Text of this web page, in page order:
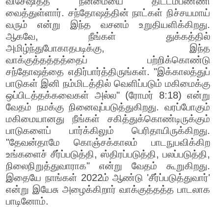
வைத்துள்ளார். சந்தோஷத்தின் நாட்கள் நிச்சயமாய்
வரும் என்று இந்த வசனம் உறுதியளிக்கிறது.
ஆகவே, நீங்கள் துக்கத்தில்
அமிழ்ந்துபோகாதபடிக்கு, இந்த
வாக்குத்தத்தத்தைப் பற்றிக்கொண்டு
சந்தோஷத்தை எதிர்பார்த்திருங்கள். "இக்காலத்துப்
பாடுகள் இனி நம்மிடத்தில் வெளிப்படும் மகிமைக்கு
ஒப்பிடத்தக்கவைகள் அல்ல" (ரோமர் 8:18) என்று
வேதம் நமக்கு நினைவுப்படுத்துகிறது. வரப்போகும்
மகிமையானது நீங்கள் சகித்துக்கொண்டிருக்கும்
பாடுகளைப் பார்க்கிலும் பெரிதாயிருக்கிறது.
"தேவன்தாமே கொஞ்சக்காலம் பாடநுபவிக்கிற
உங்களைச் சீர்ப்படுத்தி, ஸ்திரப்படுத்தி, பலப்படுத்தி,
நிலைநிறுத்துவாராக" என்று வேதம் கூறுகிறது.
இதையே நாங்கள் 2022ம் ஆண்டு 'சீர்ப்படுத்துவார்'
என்று இயேசு அழைக்கிறார் வாக்குத்தத்த பாடலாக
பாடினோம்.